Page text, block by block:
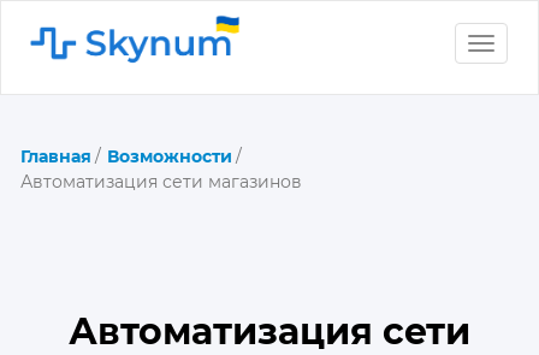
Toggle
Главная
Возможности
Автоматизация сети магазинов
Автоматизация сети